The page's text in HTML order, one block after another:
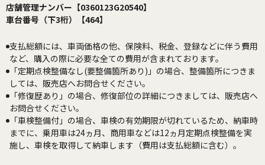
店舗管理ナンバー【0360123G20540】
車台番号（下3桁）【464】
支払総額には、車両価格の他、保険料、税金、登録などに伴う費用
など、購入の際に必要な全ての費用が含まれております。
「定期点検整備なし(要整備箇所あり)」の場合、整備箇所につきま
しては、販売店へお問合せください。
「修復歴あり」の場合、修復部位の詳細につきましては、販売店へ
お問合せください。
「車検整備付」の場合、車検の有効期限が切れているため、納車時
までに、乗用車は24ヵ月、商用車などは12ヵ月定期点検整備を実
施し、車検を取得して納車します（費用は支払総額に含む）。